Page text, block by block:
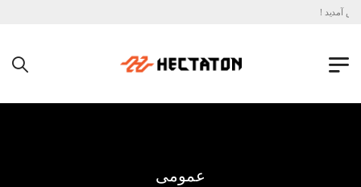
آمدید !
عمومی